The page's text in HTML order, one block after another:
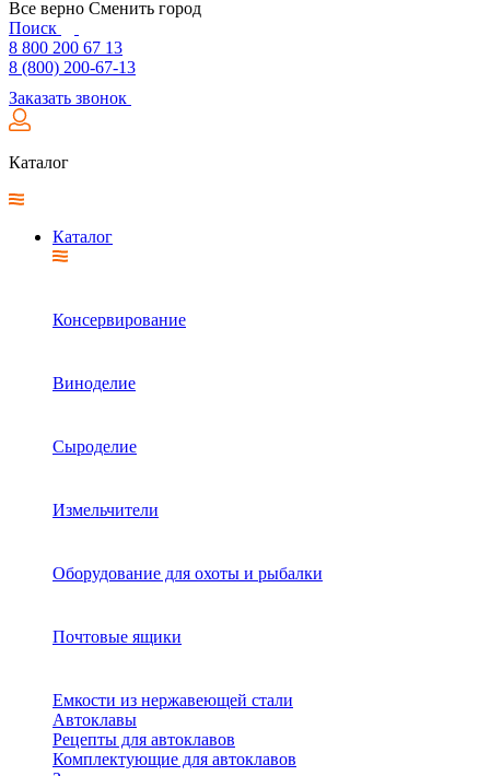
Все верно Сменить город
Поиск
8 800 200 67 13
8 (800) 200-67-13
Заказать звонок
Каталог
Каталог
Консервирование
Виноделие
Сыроделие
Измельчители
Оборудование для охоты и рыбалки
Почтовые ящики
Емкости из нержавеющей стали
Автоклавы
Рецепты для автоклавов
Комплектующие для автоклавов